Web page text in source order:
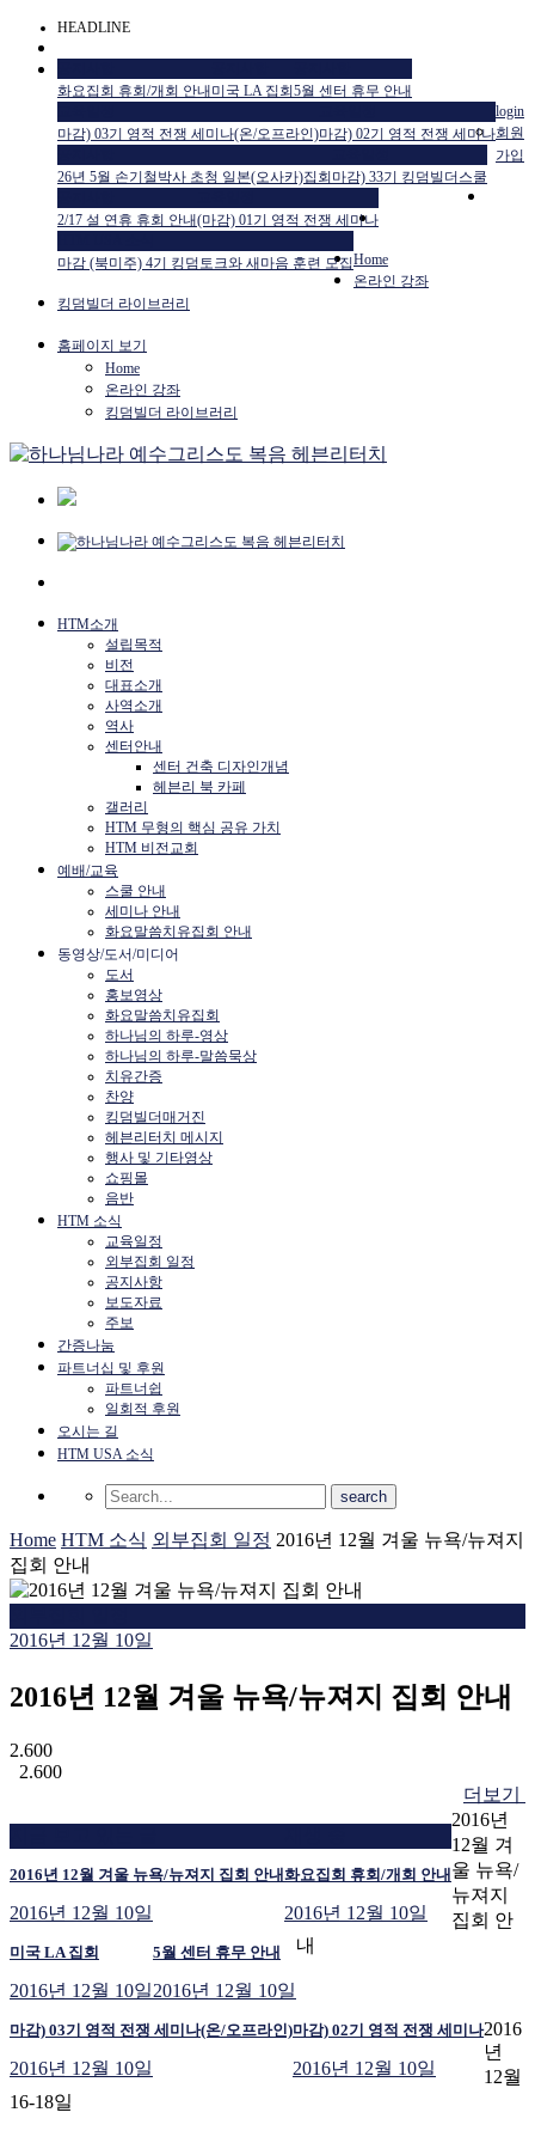
HEADLINE
화요집회 휴회/개회 안내 미국 LA 집회 5월 센터 휴무 안내
마감) 03기 영적 전쟁 세미나(온/오프라인)마감) 02기 영적 전쟁 세미나
26년 5월 손기철박사 초청 일본(오사카)집회 마감) 33기 킹덤빌더스쿨
2/17 설 연휴 휴회 안내(마감) 01기 영적 전쟁 세미나
마감 (북미주) 4기 킹덤토크와 새마음 훈련 모집
login
회원
가입
Home
온라인 강좌
킹덤빌더 라이브러리
홈페이지 보기
Home
온라인 강좌
킹덤빌더 라이브러리
HTM소개
설립목적
비전
대표소개
사역소개
역사
센터안내
센터 건축 디자인개념
헤븐리 북 카페
갤러리
HTM 무형의 핵심 공유 가치
HTM 비전교회
예배/교육
스쿨 안내
세미나 안내
화요말씀치유집회 안내
동영상/도서/미디어
도서
홍보영상
화요말씀치유집회
하나님의 하루-영상
하나님의 하루-말씀묵상
치유간증
찬양
킹덤빌더매거진
헤븐리터치 메시지
행사 및 기타영상
쇼핑몰
음반
HTM 소식
교육일정
외부집회 일정
공지사항
보도자료
주보
간증나눔
파트너십 및 후원
파트너쉽
일회적 후원
오시는 길
HTM USA 소식
Home HTM 소식 외부집회 일정 2016년 12월 겨울 뉴욕/뉴져지
집회 안내
2016년 12월 10일
2016년 12월 겨울 뉴욕/뉴져지 집회 안내
2.600
2.600
더보기
2016년 12월 겨울 뉴욕/뉴져지 집회 안내
2016년 12월 10일
화요집회 휴회/개회 안내
2016년 12월 10일
미국 LA 집회
2016년 12월 10일
5월 센터 휴무 안내
2016년 12월 10일
마감) 03기 영적 전쟁 세미나(온/오프라인)
2016년 12월 10일
마감) 02기 영적 전쟁 세미나
2016년 12월 10일
2016년
12월 겨
울 뉴욕/
뉴져지
집회 안
내
2016
년
12월
16-18일